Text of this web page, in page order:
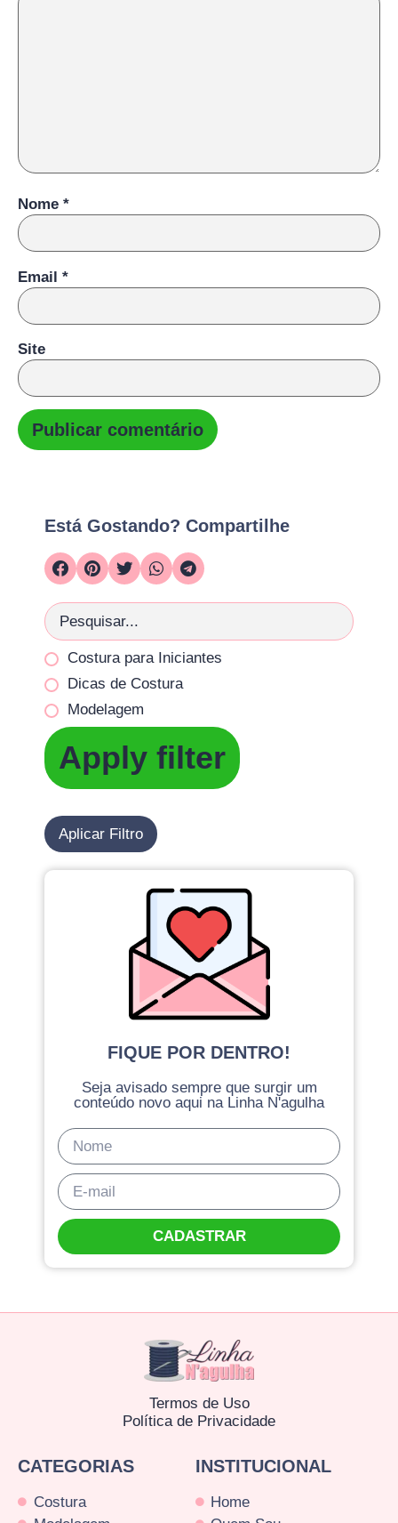
Nome *
Email *
Site
Está Gostando? Compartilhe
Costura para Iniciantes
Dicas de Costura
Modelagem
Apply filter
Aplicar Filtro
FIQUE POR DENTRO!
Seja avisado sempre que surgir um
conteúdo novo aqui na Linha N'agulha
CADASTRAR
Termos de Uso
Política de Privacidade
CATEGORIAS
Costura
INSTITUCIONAL
Home